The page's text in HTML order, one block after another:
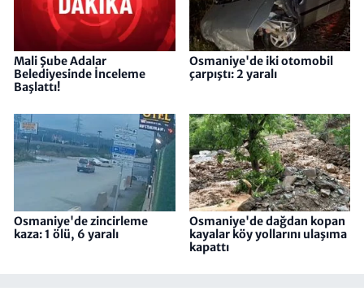
Mali Şube Adalar
Belediyesinde İnceleme
Başlattı!
Osmaniye'de iki otomobil
çarpıştı: 2 yaralı
Osmaniye'de zincirleme
kaza: 1 ölü, 6 yaralı
Osmaniye'de dağdan kopan
kayalar köy yollarını ulaşıma
kapattı